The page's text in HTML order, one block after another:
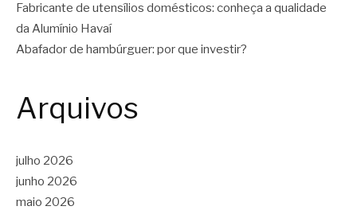
Fabricante de utensílios domésticos: conheça a qualidade
da Alumínio Havaí
Abafador de hambúrguer: por que investir?
Arquivos
julho 2026
junho 2026
maio 2026